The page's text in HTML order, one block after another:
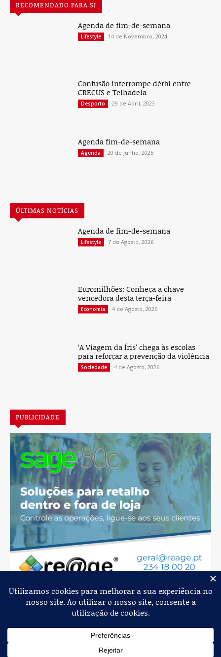
RECOMENDADO PARA SI
Agenda de fim-de-semana
Lifestyle 14 de Novembro, 2024
Confusão interrompe dérbi entre
CRECUS e Telhadela
Desporto 29 de Abril, 2023
Agenda fim-de-semana
Agenda 20 de Junho, 2025
ÚLTIMAS NOTÍCIAS
Agenda de fim-de-semana
Lifestyle 7 de Agosto, 2026
Euromilhões: Conheça a chave
vencedora desta terça-feira
Economia 4 de Agosto, 2026
‘A Viagem da Íris’ chega às escolas
para reforçar a prevenção da violência
Sociedade 4 de Agosto, 2026
PUBLICIDADE
Jornal de Albergaria,2026© Todos os Direitos Reservados
Estatuto Editorial